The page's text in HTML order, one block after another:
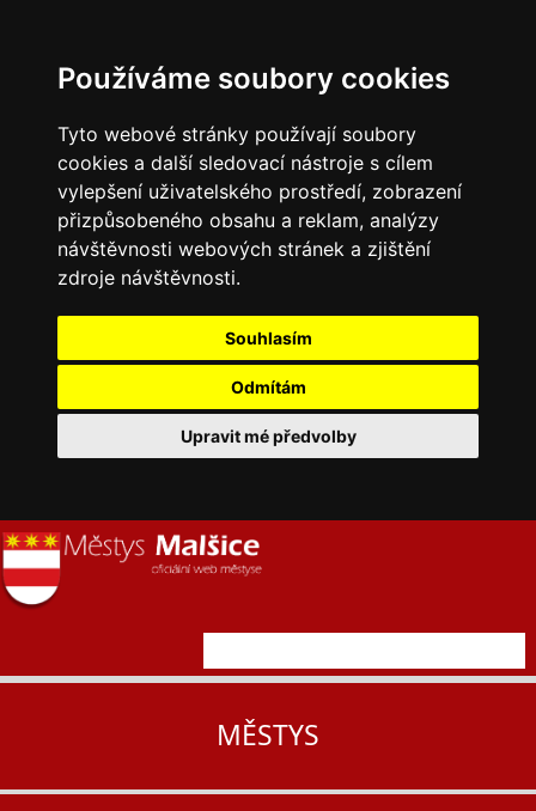
Používáme soubory cookies
Tyto webové stránky používají soubory
cookies a další sledovací nástroje s cílem
vylepšení uživatelského prostředí, zobrazení
přizpůsobeného obsahu a reklam, analýzy
návštěvnosti webových stránek a zjištění
zdroje návštěvnosti.
Souhlasím
Odmítám
Upravit mé předvolby
MĚSTYS